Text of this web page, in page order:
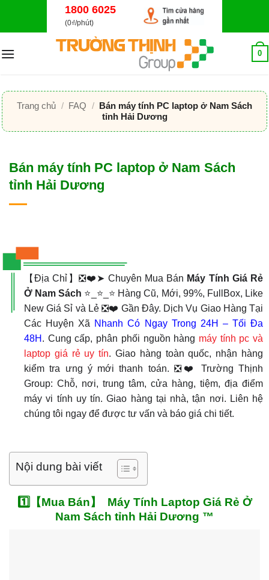
dung
1800 6025
(0₫/phút)
0
Trang chủ / FAQ / Bán máy tính PC laptop ở Nam Sách
tỉnh Hải Dương
Bán máy tính PC laptop ở Nam Sách
tỉnh Hải Dương
【Địa Chỉ】❎❤️➤ Chuyên Mua Bán Máy Tính Giá Rẻ
Ở Nam Sách ⭐_⭐_⭐ Hàng Cũ, Mới, 99%, FullBox, Like
New Giá Sỉ và Lẻ ❎❤️ Gần Đây. Dịch Vụ Giao Hàng Tại
Các Huyện Xã Nhanh Có Ngay Trong 24H – Tối Đa
48H . Cung cấp, phân phối nguồn hàng máy tính pc và
laptop giá rẻ uy tín. Giao hàng toàn quốc, nhận hàng
kiểm tra ưng ý mới thanh toán. ❎❤️ Trường Thịnh
Group: Chỗ, nơi, trung tâm, cửa hàng, tiệm, địa điểm
máy vi tính uy tín. Giao hàng tại nhà, tận nơi. Liên hệ
chúng tôi ngay để được tư vấn và báo giá chi tiết.
Nội dung bài viết
1️⃣【Mua Bán】 Máy Tính Laptop Giá Rẻ Ở
Nam Sách tỉnh Hải Dương ™